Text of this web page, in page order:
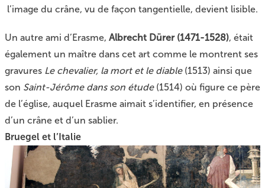
l’image du crâne, vu de façon tangentielle, devient lisible.
Un autre ami d’Erasme, Albrecht Dürer (1471-1528), était
également un maître dans cet art comme le montrent ses
gravures Le chevalier, la mort et le diable(1513) ainsi que
son Saint-Jérôme dans son étude (1514) où figure ce père
de l’église, auquel Erasme aimait s’identifier, en présence
d’un crâne et d’un sablier.
Bruegel et l’Italie